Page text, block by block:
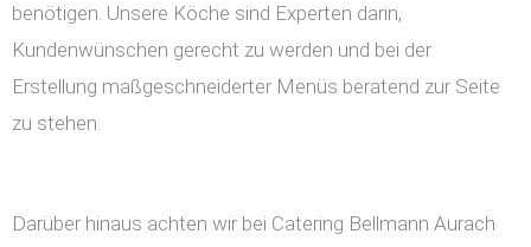
benötigen. Unsere Köche sind Experten darin,
Kundenwünschen gerecht zu werden und bei der
Erstellung maßgeschneiderter Menüs beratend zur Seite
zu stehen.
Darüber hinaus achten wir bei Catering Bellmann Aurach